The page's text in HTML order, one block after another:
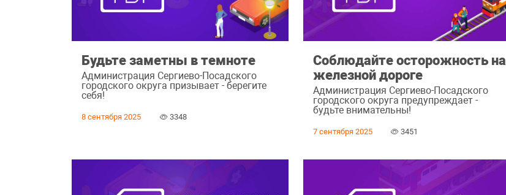
Будьте заметны в темноте
Администрация Сергиево-Посадского
городского округа призывает - берегите
себя!
8 сентября 2025 3348
Соблюдайте осторожность на
железной дороге
Администрация Сергиево-Посадского
городского округа предупреждает -
будьте внимательны!
7 сентября 2025 3451